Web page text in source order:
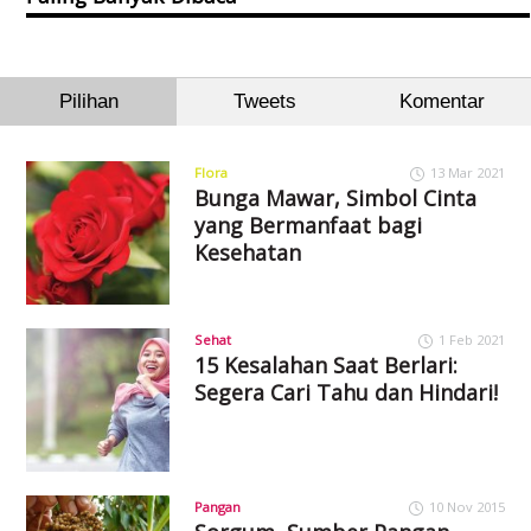
Pilihan Tweets Komentar
Flora 13 Mar 2021
Bunga Mawar, Simbol Cinta
yang Bermanfaat bagi
Kesehatan
Sehat 1 Feb 2021
15 Kesalahan Saat Berlari:
Segera Cari Tahu dan Hindari!
Pangan 10 Nov 2015